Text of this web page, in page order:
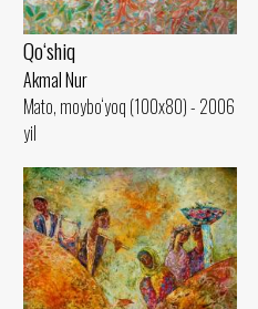
Qo‘shiq
Akmal Nur
Mato, moybo‘yoq (100x80) - 2006
yil